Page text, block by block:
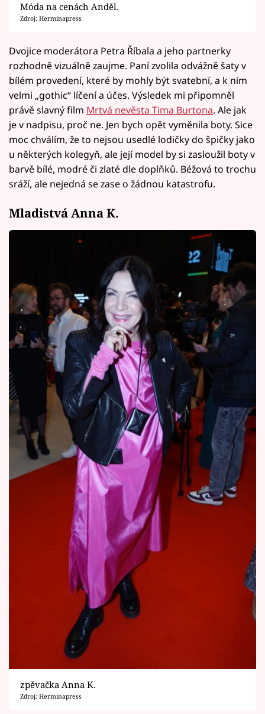
Móda na cenách Anděl.
Zdroj: Herminapress
Dvojice moderátora Petra Říbala a jeho partnerky
rozhodně vizuálně zaujme. Paní zvolila odvážně šaty v
bílém provedení, které by mohly být svatební, a k nim
velmi „gothic“ líčení a účes. Výsledek mi připomněl
právě slavný film Mrtvá nevěsta Tima Burtona. Ale jak
je v nadpisu, proč ne. Jen bych opět vyměnila boty. Sice
moc chválím, že to nejsou usedlé lodičky do špičky jako
u některých kolegyň, ale její model by si zasloužil boty v
barvě bílé, modré či zlaté dle doplňků. Béžová to trochu
sráží, ale nejedná se zase o žádnou katastrofu.
Mladistvá Anna K.
zpěvačka Anna K.
Zdroj: Herminapress